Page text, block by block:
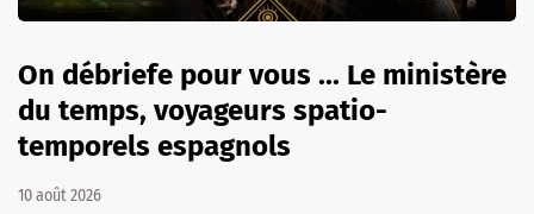
On débriefe pour vous ... Le ministère
du temps, voyageurs spatio-
temporels espagnols
10 août 2026